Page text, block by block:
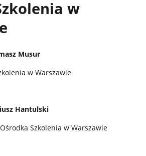
w
Musur
w Warszawie
Hantulski
Szkolenia w Warszawie